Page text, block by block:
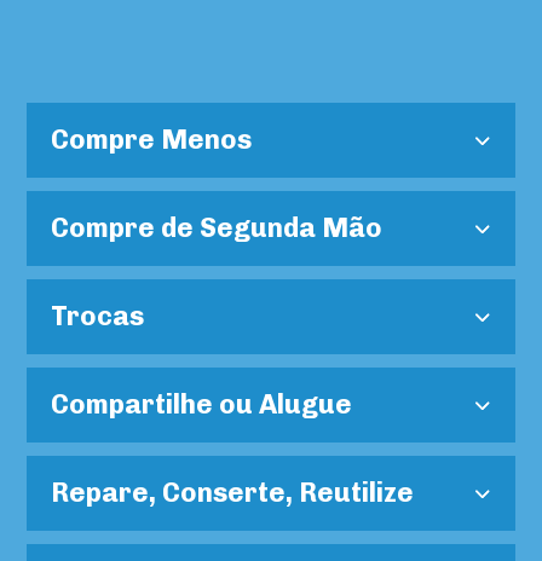
Compre Menos
Compre de Segunda Mão
Trocas
Compartilhe ou Alugue
Repare, Conserte, Reutilize